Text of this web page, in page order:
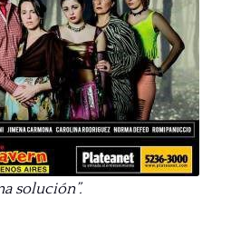
solución”.